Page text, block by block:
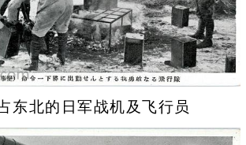
北的日军战机及飞行员